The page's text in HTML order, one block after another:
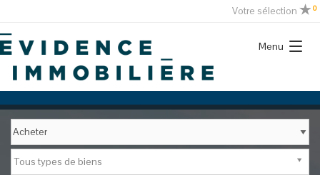
Votre sélection 0
Menu
Tous types de biens